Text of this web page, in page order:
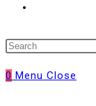
website
0 Menu Close